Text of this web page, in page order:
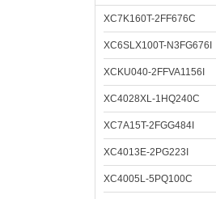
XC7K160T-2FF676C
XC6SLX100T-N3FG676I
XCKU040-2FFVA1156I
XC4028XL-1HQ240C
XC7A15T-2FGG484I
XC4013E-2PG223I
XC4005L-5PQ100C